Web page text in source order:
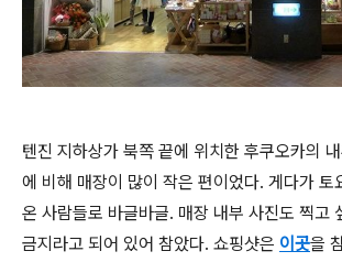
텐진 지하상가 북쪽 끝에 위치한 후쿠오카의
에 비해 매장이 많이 작은 편이었다. 게다가 토
온 사람들로 바글바글. 매장 내부 사진도 찍고
금지라고 되어 있어 참았다. 쇼핑샷은 이곳을